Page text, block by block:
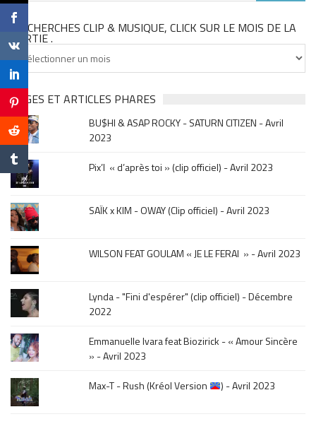
TU CHERCHES CLIP & MUSIQUE, CLICK SUR LE MOIS DE LA
SORTIE .
Tu
cherches
clip
&
musique,
click
sur
le
mois
de
la
sortie
PAGES ET ARTICLES PHARES
BU$HI & ASAP ROCKY - SATURN CITIZEN - Avril
2023
Pix’l « d’après toi » (clip officiel) - Avril 2023
SAÏK x KIM - OWAY (Clip officiel) - Avril 2023
WILSON FEAT GOULAM « JE LE FERAI » - Avril 2023
Lynda - "Fini d'espérer" (clip officiel) - Décembre
2022
Emmanuelle Ivara feat Biozirick - « Amour Sincère
» - Avril 2023
Max-T - Rush (Kréol Version
) - Avril 2023